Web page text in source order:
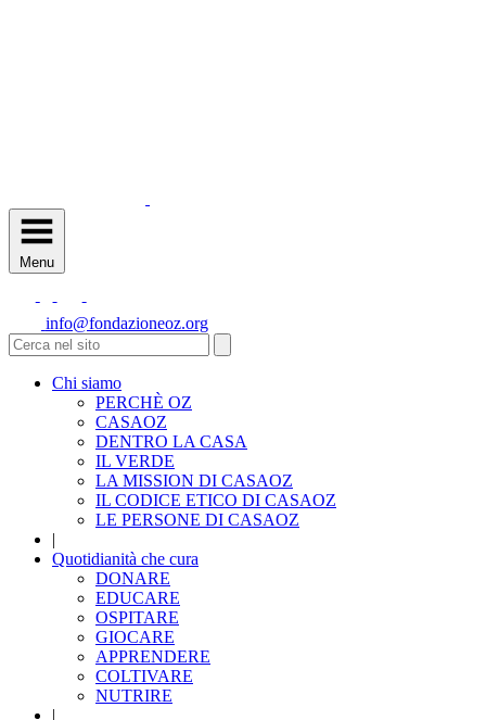
Menu
info@fondazioneoz.org
Chi siamo
PERCHÈ OZ
CASAOZ
DENTRO LA CASA
IL VERDE
LA MISSION DI CASAOZ
IL CODICE ETICO DI CASAOZ
LE PERSONE DI CASAOZ
|
Quotidianità che cura
DONARE
EDUCARE
OSPITARE
GIOCARE
APPRENDERE
COLTIVARE
NUTRIRE
|